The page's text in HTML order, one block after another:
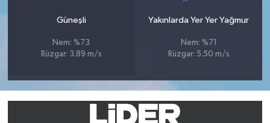
Güneşli
Nem: %73
Rüzgar: 3.89 m/s
Yakınlarda Yer Yer Yağmur
Nem: %71
Rüzgar: 5.50 m/s